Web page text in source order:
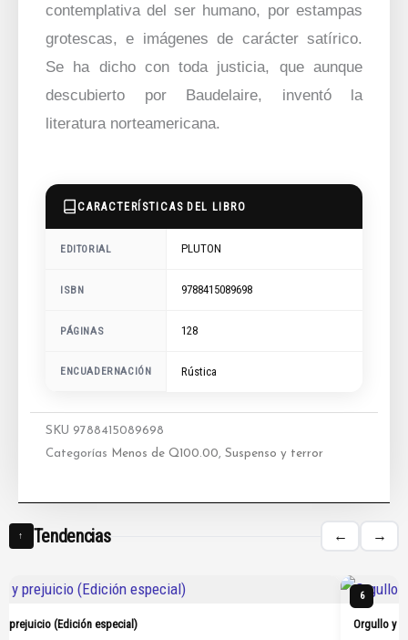
contemplativa del ser humano, por estampas
grotescas, e imágenes de carácter satírico.
Se ha dicho con toda justicia, que aunque
descubierto por Baudelaire, inventó la
literatura norteamericana.
CARACTERÍSTICAS DEL LIBRO
EDITORIAL PLUTON
ISBN 9788415089698
PÁGINAS 128
ENCUADERNACIÓN Rústica
SKU 9788415089698
Categorías
Menos de Q100.00, Suspenso y terror
↑ Tendencias ← →
prejuicio (Edición especial)
6
Orgullo y